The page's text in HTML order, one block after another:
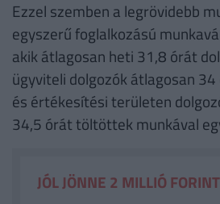
Ezzel szemben a legrövidebb
egyszerű foglalkozású
akik átlagosan heti 31,8 órát
ügyviteli dolgozók átlagosan
és értékesítési területen
34,5 órát töltöttek munkával
JÓL JÖNNE 2 MILLIÓ